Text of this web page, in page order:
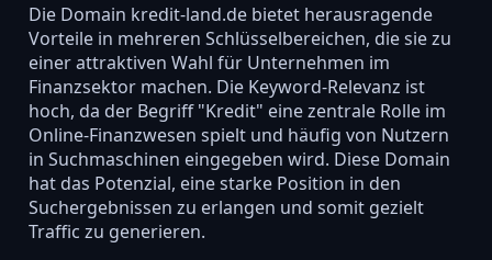
Die Domain kredit-land.de bietet herausragende
Vorteile in mehreren Schlüsselbereichen, die sie zu
einer attraktiven Wahl für Unternehmen im
Finanzsektor machen. Die Keyword-Relevanz ist
hoch, da der Begriff "Kredit" eine zentrale Rolle im
Online-Finanzwesen spielt und häufig von Nutzern
in Suchmaschinen eingegeben wird. Diese Domain
hat das Potenzial, eine starke Position in den
Suchergebnissen zu erlangen und somit gezielt
Traffic zu generieren.